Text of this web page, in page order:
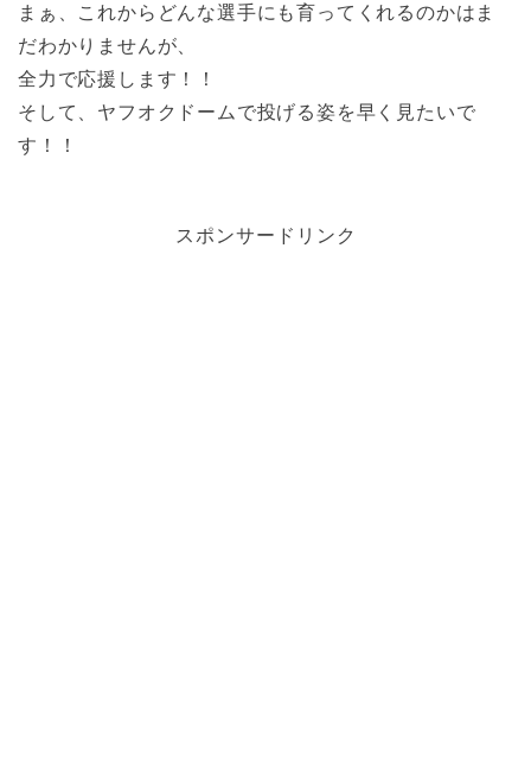
まぁ、これからどんな選手にも育ってくれるのかはま
だわかりませんが、
全力で応援します！！
そして、ヤフオクドームで投げる姿を早く見たいで
す！！
スポンサードリンク